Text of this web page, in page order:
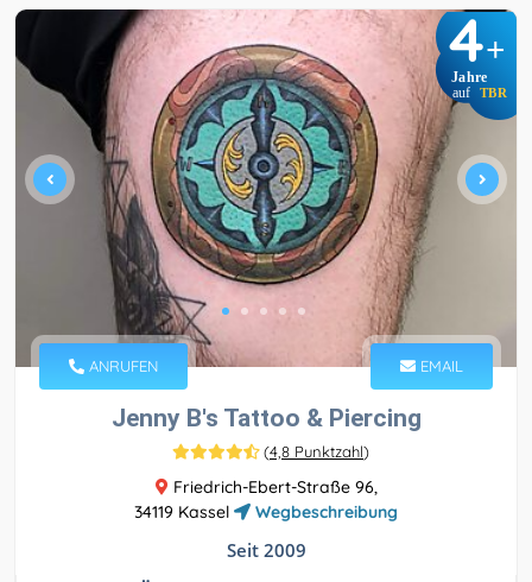
4+
Jahre
auf TBR
ANRUFEN EMAIL
Jenny B's Tattoo & Piercing
(4,8 Punktzahl)
Friedrich-Ebert-Straße 96,
34119 Kassel
Wegbeschreibung
Seit 2009